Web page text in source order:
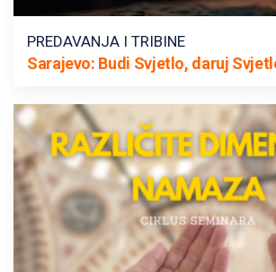
PREDAVANJA I TRIBINE
Sarajevo: Budi Svjetlo, daruj